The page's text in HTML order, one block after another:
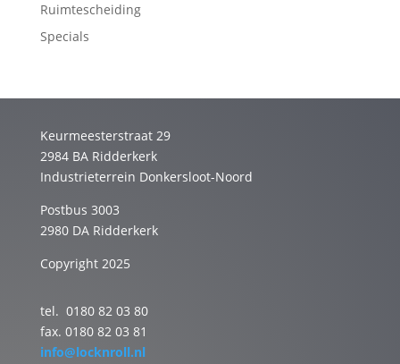
Ruimtescheiding
Specials
Keurmeesterstraat 29
2984 BA Ridderkerk
Industrieterrein Donkersloot-Noord
Postbus 3003
2980 DA Ridderkerk
Copyright 2025
tel. 0180 82 03 80
fax. 0180 82 03 81
info@locknroll.nl